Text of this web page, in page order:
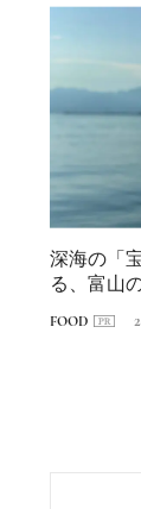
深海の「
る、富山
FOOD